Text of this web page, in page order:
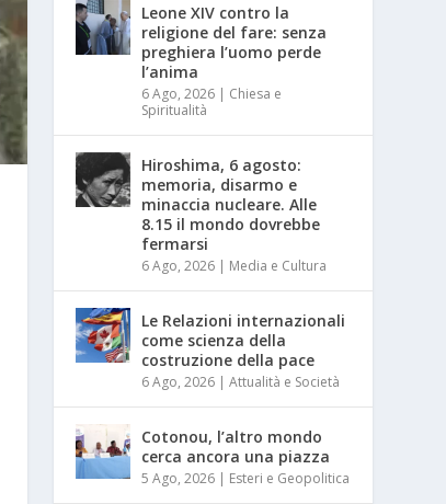
Leone XIV contro la
religione del fare: senza
preghiera l’uomo perde
l’anima
6 Ago, 2026 | Chiesa e
Spiritualità
Hiroshima, 6 agosto:
memoria, disarmo e
minaccia nucleare. Alle
8.15 il mondo dovrebbe
fermarsi
6 Ago, 2026 | Media e Cultura
Le Relazioni internazionali
come scienza della
costruzione della pace
6 Ago, 2026 |Attualità e Società
Cotonou, l’altro mondo
cerca ancora una piazza
5 Ago, 2026 | Esteri e Geopolitica